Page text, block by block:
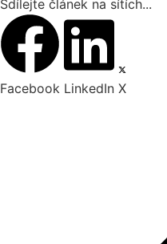
Sdílejte článek na sítích...
Facebook LinkedIn X